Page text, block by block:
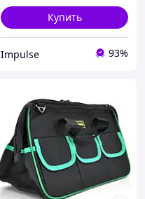
Купить
Impulse 93%